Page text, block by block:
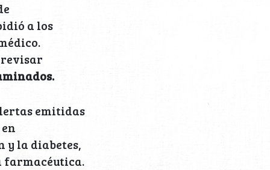
a los
revisar
emitidas
en
la diabetes,
farmacéutica.